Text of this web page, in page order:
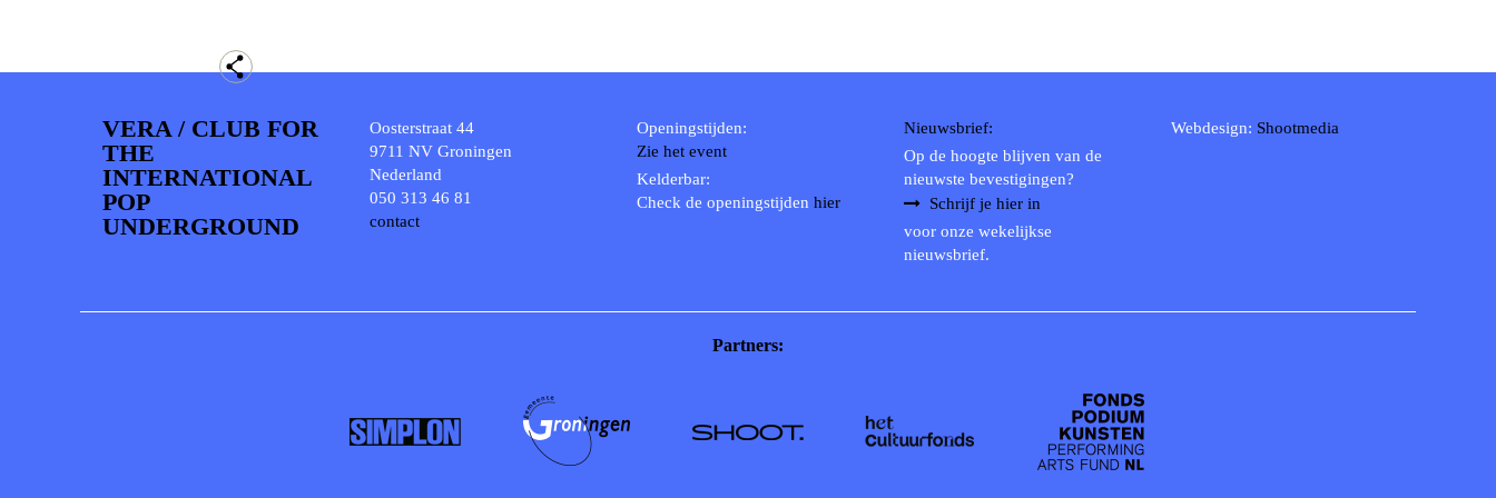
VERA / CLUB FOR
THE
INTERNATIONAL
POP
UNDERGROUND
Oosterstraat 44
9711 NV Groningen
Nederland
050 313 46 81
contact
Openingstijden:
Zie het event
Kelderbar:
Check de openingstijden hier
Nieuwsbrief:
Op de hoogte blijven van de
nieuwste bevestigingen?
Schrijf je hier in
voor onze wekelijkse
nieuwsbrief.
Webdesign: Shootmedia
Partners: